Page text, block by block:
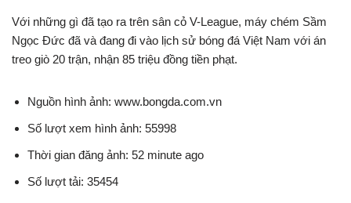
Với những gì đã tạo ra trên sân cỏ V-League, máy chém Sầm
Ngọc Đức đã và đang đi vào lịch sử bóng đá Việt Nam với án
treo giò 20 trận, nhận 85 triệu đồng tiền phạt.
Nguồn hình ảnh: www.bongda.com.vn
Số lượt xem hình ảnh: 55998
Thời gian đăng ảnh: 52 minute ago
Số lượt tải: 35454